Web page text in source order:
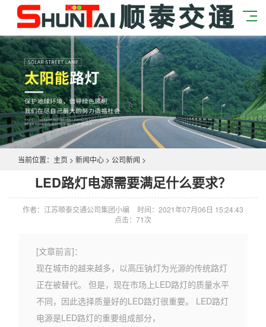
当前位置： 主页 > 新闻中心 > 公司新闻 >
LED路灯电源需要满足什么要求？
作者：江苏顺泰交通公司集团小编
时间：2021年07月06日 15:24:43
点击： 71次
[文章前言]：
现在城市的越来越多，以高压钠灯为光源的传统路灯
正在被替代。 但是，现在市场上LED路灯的质量水平
不同，因此选择质量好的LED路灯很重要。 LED路灯
电源是LED路灯的重要组成部分，